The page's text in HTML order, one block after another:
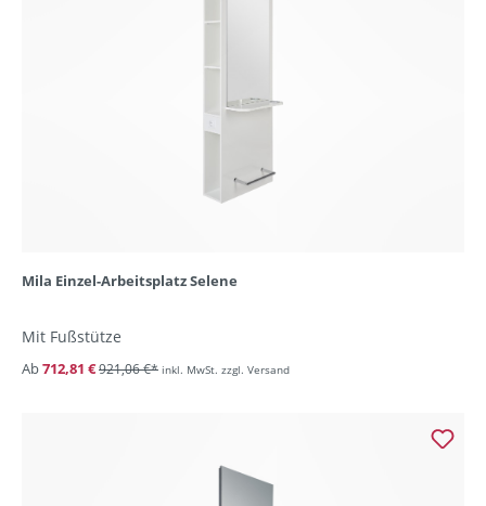
Mila Einzel-Arbeitsplatz Selene
Mit Fußstütze
Ab712,81 €921,06 €* inkl. MwSt. zzgl. Versand